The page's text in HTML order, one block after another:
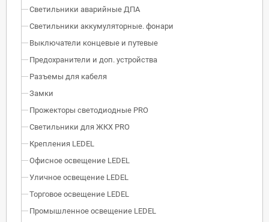
Светильники аварийные ДПА
Светильники аккумуляторные. фонари
Выключатели концевые и путевые
Предохранители и доп. устройства
Разъемы для кабеля
Замки
Прожекторы светодиодные PRO
Светильники для ЖКХ PRO
Крепления LEDEL
Офисное освещение LEDEL
Уличное освещение LEDEL
Торговое освещение LEDEL
Промышленное освещение LEDEL